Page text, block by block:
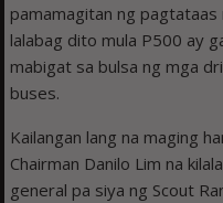
pamamagitan ng
lalabag dito mula P500 ay
mabigat sa bulsa ng mga
buses.
Kailangan lang na maging
Chairman Danilo Lim na
general pa siya ng Scout